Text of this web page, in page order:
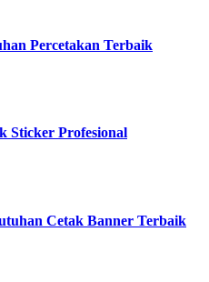
Percetakan Terbaik
Sticker Profesional
Cetak Banner Terbaik